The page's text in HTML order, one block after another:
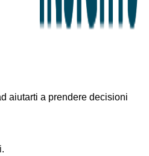
aiutarti a prendere decisioni